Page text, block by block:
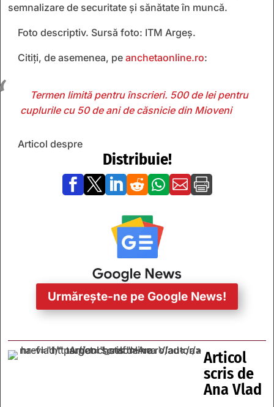
semnalizare de securitate și sănătate în muncă.
Foto descriptiv. Sursă foto: ITM Argeș.
Citiți, de asemenea, pe anchetaonline.ro:
Termen limită pentru înscrieri. 500 de lei pentru
cuplurile cu 50 de ani de căsnicie din Mioveni
Articol despre
Distribuie!
      
Urmărește-ne pe Google News!
Articol
scris de
Ana Vlad